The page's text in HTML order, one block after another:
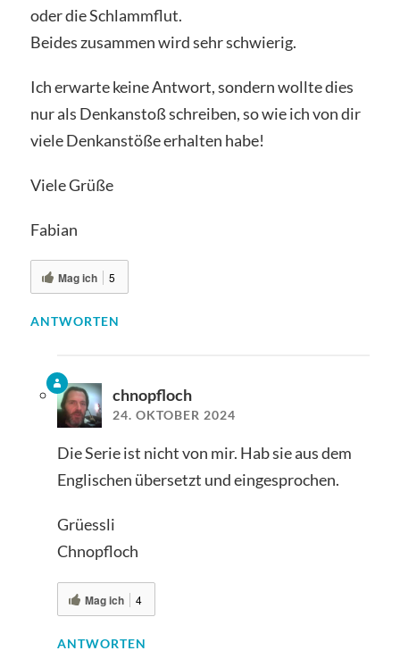
oder die Schlammflut.
Beides zusammen wird sehr schwierig.
Ich erwarte keine Antwort, sondern wollte dies
nur als Denkanstoß schreiben, so wie ich von dir
viele Denkanstöße erhalten habe!
Viele Grüße
Fabian
Mag ich 5
ANTWORTEN
chnopfloch
24. OKTOBER 2024
Die Serie ist nicht von mir. Hab sie aus dem
Englischen übersetzt und eingesprochen.
Grüessli
Chnopfloch
Mag ich 4
ANTWORTEN